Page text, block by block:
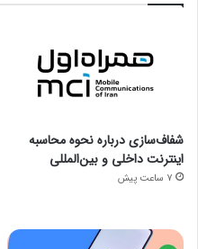
شفاف‌سازی درباره نحوه محاسبه
اینترنت داخلی و بین‌المللی
7 ساعت پیش